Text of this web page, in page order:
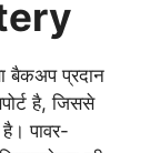
बैकअप प्रदान
है, जिससे
पावर-